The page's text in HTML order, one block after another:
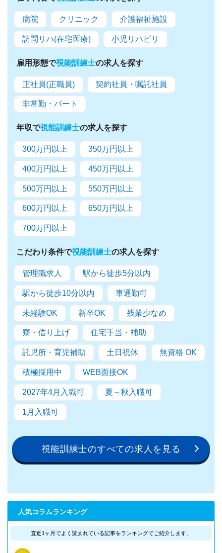
病院 クリニック 介護福祉施設
訪問リハ(在宅医療) 小児リハビリ
雇用形態で視能訓練士の求人を探す
正社員(正職員) 契約社員・嘱託社員
非常勤・パート
年収で視能訓練士の求人を探す
300万円以上 350万円以上
400万円以上 450万円以上
500万円以上 550万円以上
600万円以上 650万円以上
700万円以上
こだわり条件で視能訓練士の求人を探す
管理職求人 駅から徒歩5分以内
駅から徒歩10分以内 車通勤可
未経験OK 新卒OK 残業少なめ
寮・借り上げ 住宅手当・補助
託児所・育児補助 土日祝休 無資格 OK
積極採用中 WEB面接OK
2027年4月入職可 夏～秋入職可
1月入職可
視能訓練士のすべての求人を見る
人気コラムランキング
直近1ヶ月でよく読まれている記事をランキングでご紹介します。